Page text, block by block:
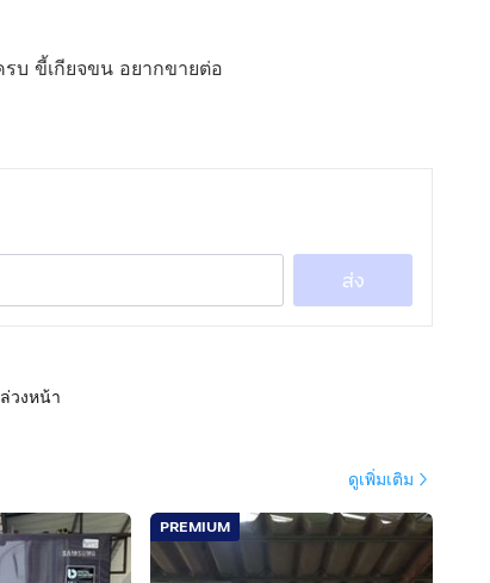
บ ขี้เกียจขน อยากขายต่อ
ส่ง
วงหน้า
ดูเพิ่มเติม
PREMIUM